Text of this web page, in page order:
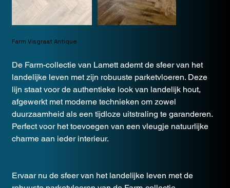
Farm Visgraat Antique
De Farm-collectie van Lamett ademt de sfeer van het
landelijke leven met zijn robuuste parketvloeren. Deze
lijn staat voor de authentieke look van landelijk hout,
afgewerkt met moderne technieken om zowel
duurzaamheid als een tijdloze uitstraling te garanderen.
Perfect voor het toevoegen van een vleugje natuurlijke
charme aan ieder interieur.
Ervaar nu de sfeer van het landelijke leven met de